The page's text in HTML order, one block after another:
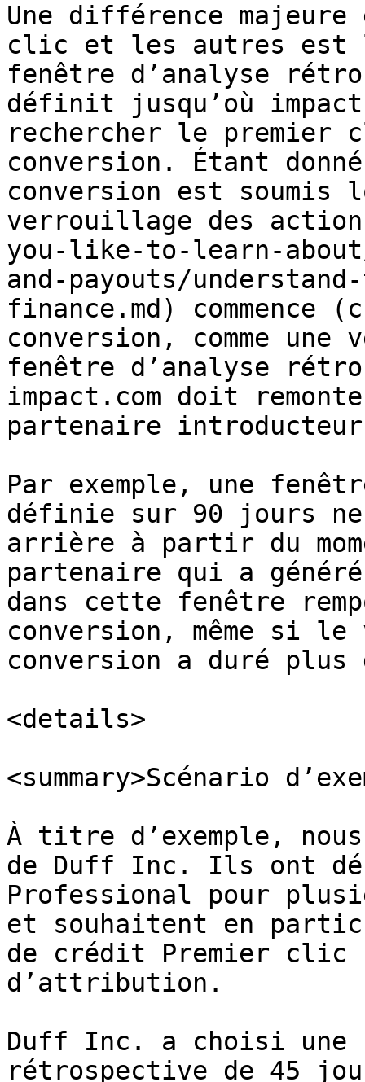
Une différence
clic et les autres est
fenêtre d’analyse
définit jusqu’où
rechercher le premier
conversion. Étant
conversion est
verrouillage des
you-like-to-learn-
and-payouts/
finance.md) commence
conversion, comme
fenêtre d’analyse
impact.com doit
partenaire
Par exemple, une
définie sur 90 jours ne
arrière à partir du
partenaire qui a
dans cette fenêtre
conversion, même si
conversion a duré
<details>
<summary>Scénario
À titre d’exemple,
de Duff Inc. Ils ont
Professional pour
et souhaitent en
de crédit Premier clic
d’attribution.
Duff Inc. a choisi une
rétrospective de 45